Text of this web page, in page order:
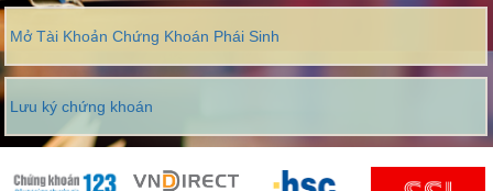
Mở Tài Khoản Chứng Khoán Phái Sinh
Lưu ký chứng khoán